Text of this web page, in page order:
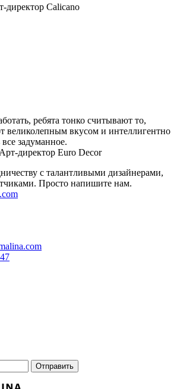
Calicano
ребята тонко считывают то,
великолепным вкусом и интеллигентно
задуманное.
директор Euro Decor
с талантливыми дизайнерами,
Просто напишите нам.
Отправить